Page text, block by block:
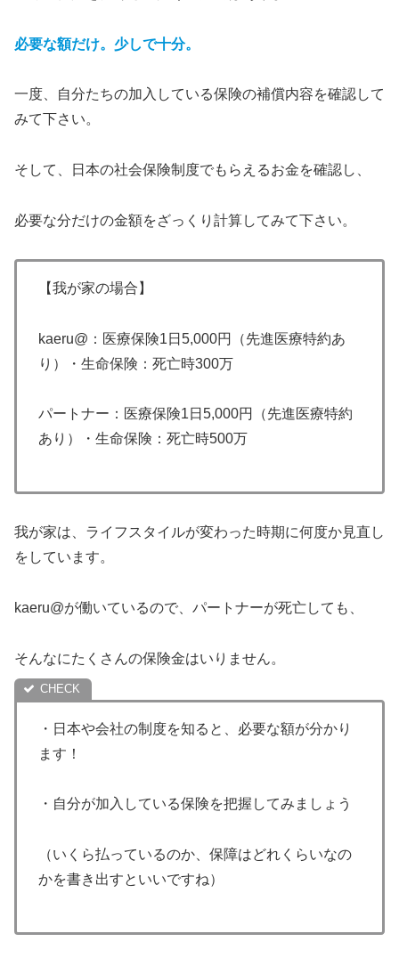
必要な額だけ。少しで十分。
一度、自分たちの加入している保険の補償内容を確認して
みて下さい。
そして、日本の社会保険制度でもらえるお金を確認し、
必要な分だけの金額をざっくり計算してみて下さい。
【我が家の場合】
kaeru@：医療保険1日5,000円（先進医療特約あ
り）・生命保険：死亡時300万
パートナー：医療保険1日5,000円（先進医療特約
あり）・生命保険：死亡時500万
我が家は、ライフスタイルが変わった時期に何度か見直し
をしています。
kaeru@が働いているので、パートナーが死亡しても、
そんなにたくさんの保険金はいりません。
・日本や会社の制度を知ると、必要な額が分かり
ます！
・自分が加入している保険を把握してみましょう
（いくら払っているのか、保障はどれくらいなの
かを書き出すといいですね）